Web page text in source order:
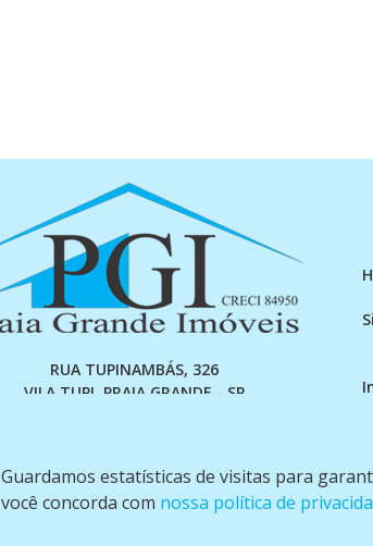
Guardamos estatísticas de visitas para
você concorda com nossa política de
RUA TUPINAMBÁS, 326
VILA TUPI, PRAIA GRANDE - SP